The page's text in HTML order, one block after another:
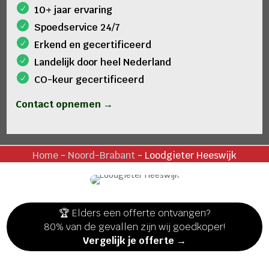
10+ jaar ervaring
Spoedservice 24/7
Erkend en gecertificeerd
Landelijk door heel Nederland
CO-keur gecertificeerd
Contact opnemen →
Home- Noord-Brabant- Loodgieter Heeswijk
🏆 Elders een offerte ontvangen?
80% van de gevallen zijn wij goedkoper!
Vergelijk je offerte →